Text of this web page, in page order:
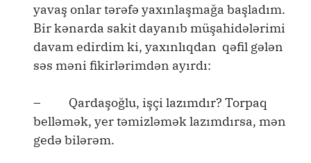
yavaş onlar tərəfə yaxınlaşmağa başladım.
Bir kənarda sakit dayanıb müşahidələrimi
davam edirdim ki, yaxınlıqdan qəfil gələn
səs məni fikirlərimdən ayırdı:
– Qardaşoğlu, işçi lazımdır? Torpaq
belləmək, yer təmizləmək lazımdırsa, mən
gedə bilərəm.